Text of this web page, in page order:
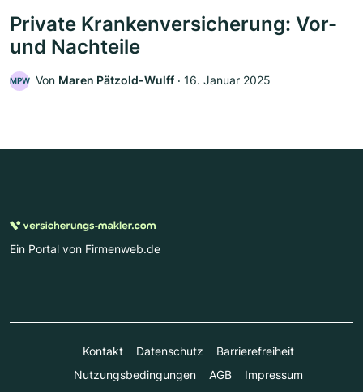
Private Krankenversicherung: Vor-
und Nachteile
MPW Von Maren Pätzold-Wulff ‧ 16. Januar 2025
Ein Portal von Firmenweb.de
Kontakt Datenschutz
Barrierefreiheit
Nutzungsbedingungen
AGB Impressum